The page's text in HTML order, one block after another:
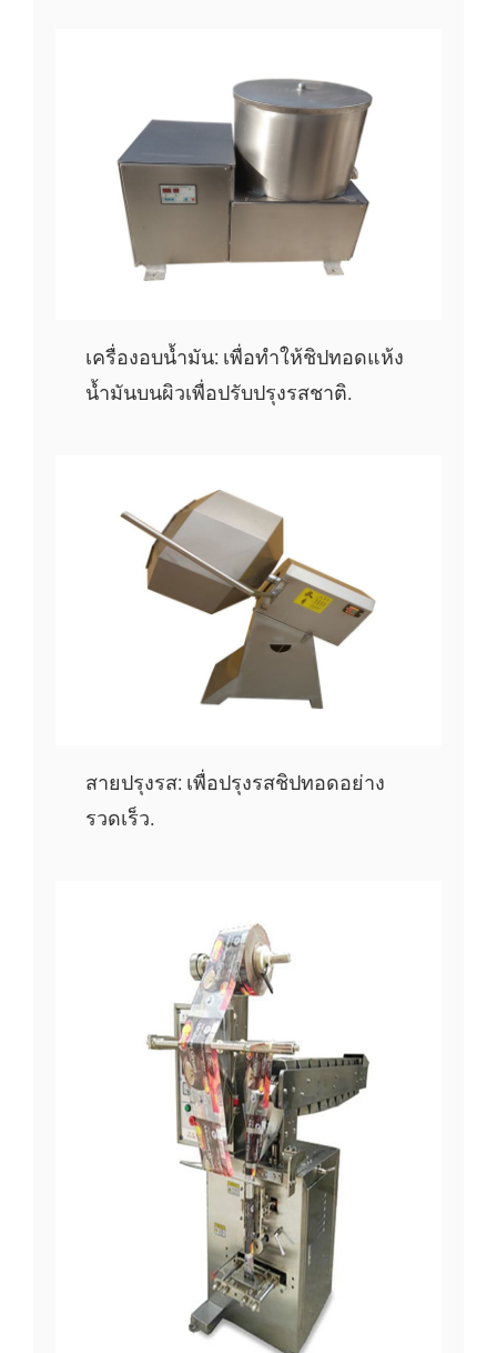
เครื่องอบน้ำมัน: เพื่อทำให้ชิปทอดแห้ง
น้ำมันบนผิวเพื่อปรับปรุงรสชาติ.
สายปรุงรส: เพื่อปรุงรสชิปทอดอย่าง
รวดเร็ว.